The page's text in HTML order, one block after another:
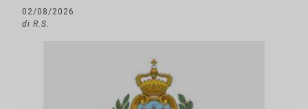
02/08/2026
di R.S.